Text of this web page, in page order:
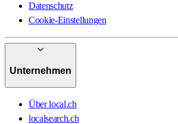
Datenschutz
Cookie-Einstellungen
Unternehmen
Über local.ch
localsearch.ch